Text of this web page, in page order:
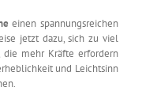
einen spannungsreichen
jetzt dazu, sich zu viel
die mehr Kräfte erfordern
und Leichtsinn